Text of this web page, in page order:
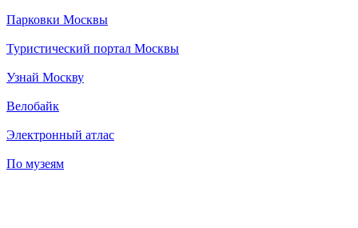
Парковки Москвы
Туристический портал Москвы
Узнай Москву
Велобайк
Электронный атлас
По музеям